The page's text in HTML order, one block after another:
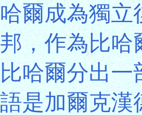
爾成為獨
，作為比哈
哈爾分出
是加爾克漢